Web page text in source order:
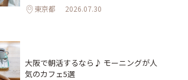
東京都 2026.07.30
大阪で朝活するなら♪ モーニングが人
気のカフェ5選